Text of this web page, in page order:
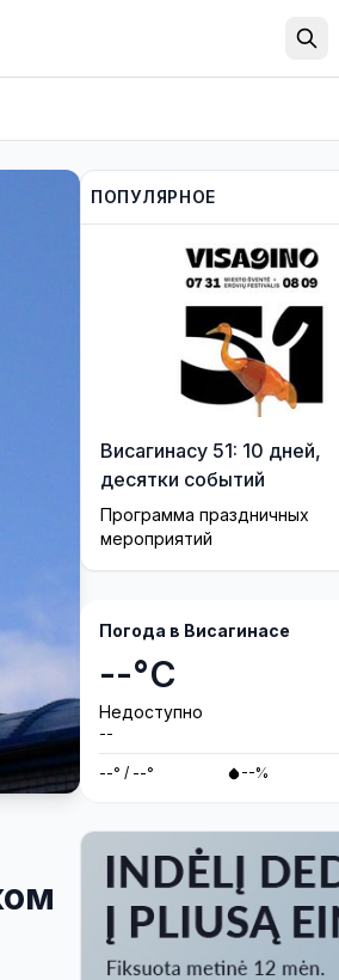
ПОПУЛЯРНОЕ
Висагинасу 51: 10 дней,
десятки событий
Программа праздничных
мероприятий
Погода в Висагинасе
--°C
Недоступно
--
--° / --° --%